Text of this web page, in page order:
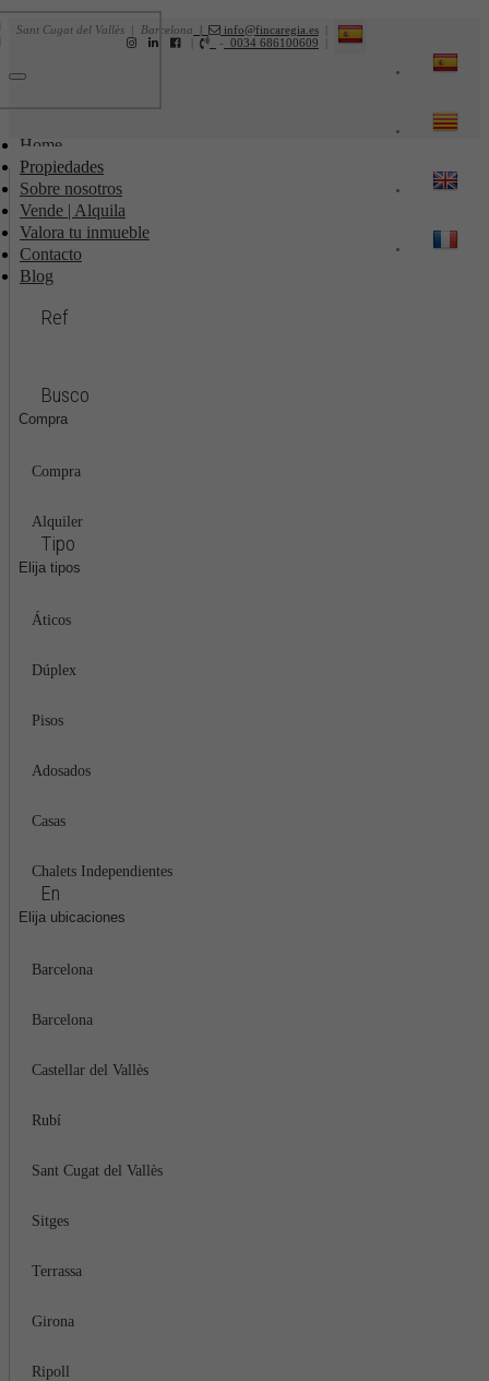
| info@fincaregia.es
Sant Cugat del Vallès | Barcelona
0034 686100609
-
Toggle
Home
Propiedades
Sobre nosotros
Vende | Alquila
Valora tu inmueble
Contacto
Blog
Ref
Busco
Compra
Compra
Alquiler
Tipo
Elija tipos
Áticos
Dúplex
Pisos
Adosados
Casas
Chalets Independientes
En
Elija ubicaciones
Barcelona
Barcelona
Castellar del Vallès
Rubí
Sant Cugat del Vallès
Sitges
Terrassa
Girona
Ripoll